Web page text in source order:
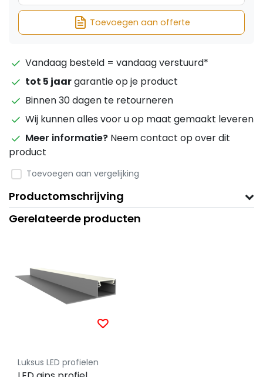
Toevoegen aan offerte
Vandaag besteld = vandaag verstuurd*
tot 5 jaargarantie op je product
Binnen 30 dagen te retourneren
Wij kunnen alles voor u op maat gemaakt leveren
Meer informatie? Neem contact op over dit
product
Toevoegen aan vergelijking
Productomschrijving
Gerelateerde producten
Luksus LED profielen